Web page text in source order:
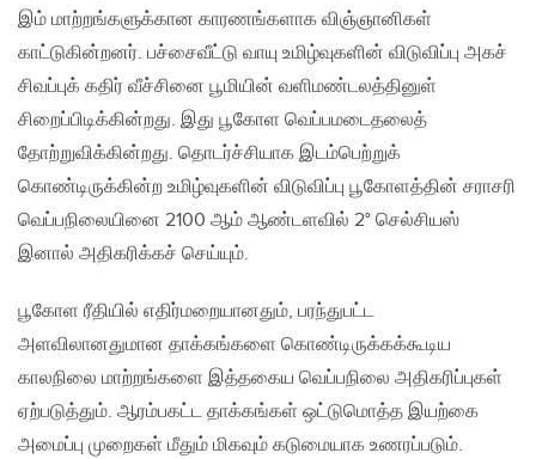
இம் மாற்றங்களுக்கான காரணங்களாக விஞ்ஞானிகள்
காட்டுகின்றனர். பச்சைவீட்டு வாயு உமிழ்வுகளின் விடுவிப்பு அகச்
சிவப்புக் கதிர் வீச்சினை பூமியின் வளிமண்டலத்தினுள்
சிறைப்பிடிக்கின்றது. இது பூகோள வெப்பமடைதலைத்
தோற்றுவிக்கின்றது. தொடர்ச்சியாக இடம்பெற்றுக்
கொண்டிருக்கின்ற உமிழ்வுகளின் விடுவிப்பு பூகோளத்தின் சராசரி
வெப்பநிலையினை 2100 ஆம் ஆண்டளவில் 2° செல்சியஸ்
இனால் அதிகரிக்கச் செய்யும்.
பூகோள ரீதியில் எதிர்மறையானதும், பரந்துபட்ட
அளவிலானதுமான தாக்கங்களை கொண்டிருக்கக்கூடிய
காலநிலை மாற்றங்களை இத்தகைய வெப்பநிலை அதிகரிப்புகள்
ஏற்படுத்தும். ஆரம்பகட்ட தாக்கங்கள் ஒட்டுமொத்த இயற்கை
அமைப்பு முறைகள் மீதும் மிகவும் கடுமையாக உணரப்படும்.